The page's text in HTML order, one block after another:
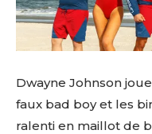
Dwayne Johnson
faux bad boy et les
ralenti en maillot de